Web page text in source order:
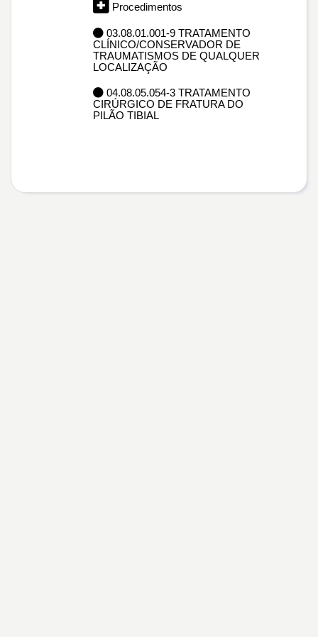
Procedimentos
03.08.01.001-9 TRATAMENTO
CLÍNICO/CONSERVADOR DE
TRAUMATISMOS DE QUALQUER
LOCALIZAÇÃO
04.08.05.054-3 TRATAMENTO
CIRÚRGICO DE FRATURA DO
PILÃO TIBIAL